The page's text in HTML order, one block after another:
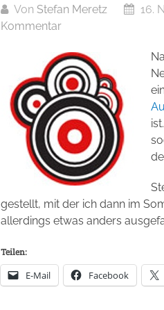
Von Stefan Meretz 16.
Kommentar
gestellt, mit der ich dann im
allerdings etwas anders
Teilen:
E-Mail Facebook